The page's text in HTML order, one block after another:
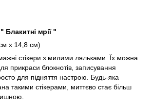
Блакитні мрії "
х 14,8 см)
стікери з милими ляльками. Їх можна
прикраси блокнотів, записування
для підняття настрою. Будь-яка
такими стікерами, миттєво стає більш